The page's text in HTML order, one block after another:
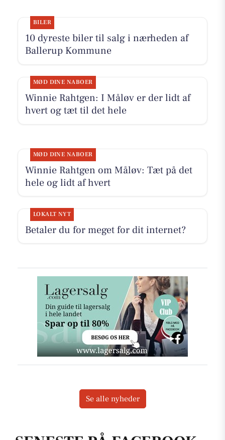
BILER
10 dyreste biler til salg i nærheden af
Ballerup Kommune
MØD DINE NABOER
Winnie Rahtgen: I Måløv er der lidt af
hvert og tæt til det hele
MØD DINE NABOER
Winnie Rahtgen om Måløv: Tæt på det
hele og lidt af hvert
LOKALT NYT
Betaler du for meget for dit internet?
Se alle nyheder